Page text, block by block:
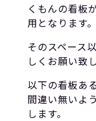
くもんの看板
用となります。
そのスペース
しくお願い致
以下の看板あ
間違い無いよ
します。